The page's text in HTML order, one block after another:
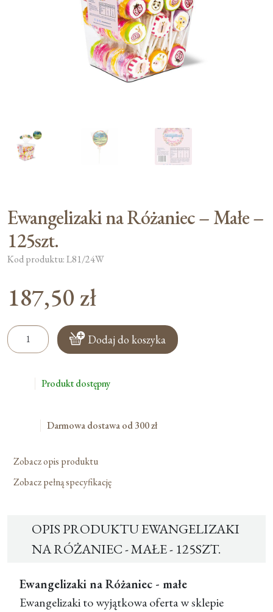
Ewangelizaki na Różaniec – Małe –
125szt.
Kod produktu: L81/24W
187,50 zł
ilość
Ewangelizaki
Różaniec
Dodaj do koszyka
Produkt dostępny
Darmowa dostawa od 300 zł
Zobacz opis produktu
Zobacz pełną specyfikację
OPIS PRODUKTU EWANGELIZAKI
NA RÓŻANIEC - MAŁE - 125SZT.
Ewangelizaki na Różaniec - małe
Ewangelizaki to wyjątkowa oferta w sklepie